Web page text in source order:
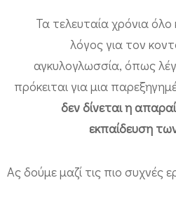
λ
Τα τελευταία χρόνια όλο
λόγος για τον
αγκυλογλωσσία, όπως
πρόκειται για μια
δεν δίνεται η
εκπαίδευση
Ας δούμε μαζί τις πιο συχνές